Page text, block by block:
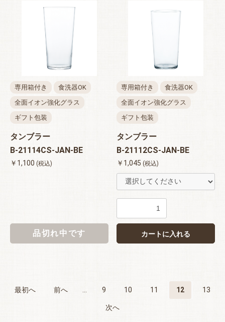
専用箱付き
食洗器OK
全面イオン強化グラス
ギフト包装
タンブラー
B-21114CS-JAN-BE
￥1,100 (税込)
品切れ中です
専用箱付き
食洗器OK
全面イオン強化グラス
ギフト包装
タンブラー
B-21112CS-JAN-BE
￥1,045 (税込)
カートに入れる
最初へ 前へ 9 10 11 12 13
次へ